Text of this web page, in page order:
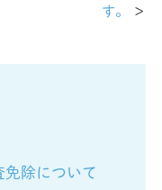
す。
＞
除について